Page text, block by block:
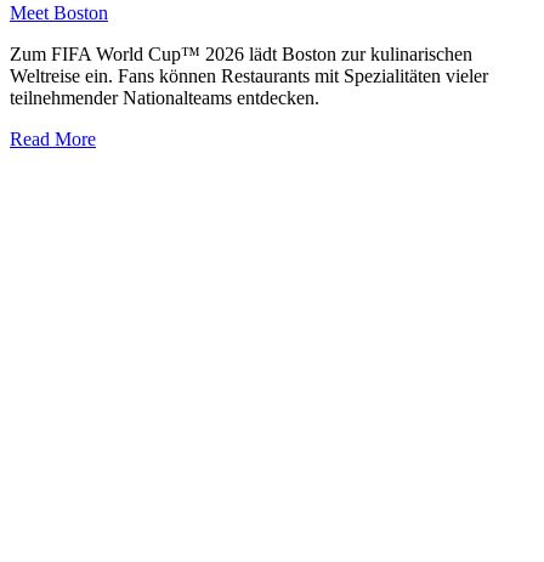
Meet Boston
Zum FIFA World Cup™ 2026 lädt Boston zur kulinarischen
Weltreise ein. Fans können Restaurants mit Spezialitäten vieler
teilnehmender Nationalteams entdecken.
Read More